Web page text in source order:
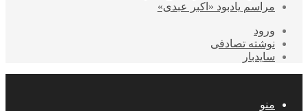
مراسم یادبود «اکبر عبدی»
ورود
نوشته تصادفی
سایدبار
منو